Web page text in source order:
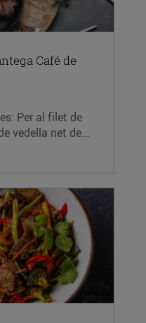
Café de
Per al filet de
vedella net de...